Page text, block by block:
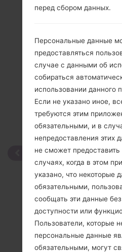
перед сбором данных.
Персональные данные
предоставляться
случае с данными об
собираться
использовании данного
Если не указано иное,
требуются этим
обязательными, и в
непредоставления этих
не сможет предоставить
случаях, когда в этом
указано, что некоторые
обязательными,
сообщать эти данные
доступности или
Пользователи, которые
персональные данные
обязательными, могут